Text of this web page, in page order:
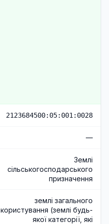
2123684500:05:001:0028
—
Землі
сільськогосподарського
призначення
землі загального
користування (землі будь-
якої категорії, які